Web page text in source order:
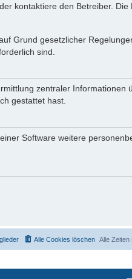
kontaktiere den Betreiber. Die
Grund gesetzlicher
sind.
zentraler Informationen
gestattet hast.
Software weitere
Alle Zeiten
Alle Cookies löschen